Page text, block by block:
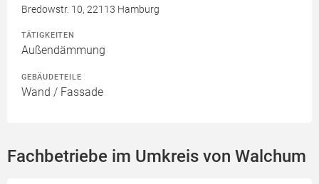
Bredowstr. 10, 22113 Hamburg
TÄTIGKEITEN
Außendämmung
GEBÄUDETEILE
Wand / Fassade
Fachbetriebe im Umkreis von Walchum